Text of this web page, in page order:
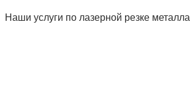
Наши услуги по лазерной резке металла